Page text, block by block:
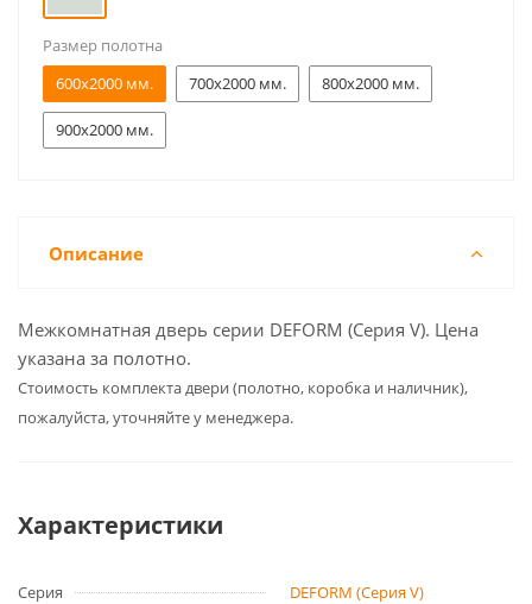
Размер полотна
600x2000 мм.
700x2000 мм. 800x2000 мм.
900x2000 мм.
Описание
Межкомнатная дверь серии DEFORM (Серия V). Цена
указана за полотно.
Cтоимость комплекта двери (полотно, коробка и наличник),
пожалуйста, уточняйте у менеджера.
Характеристики
Серия
DEFORM (Серия V)